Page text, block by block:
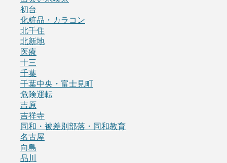
初台
化粧品・カラコン
北千住
北新地
医療
十三
千葉
千葉中央・富士見町
危険運転
吉原
吉祥寺
同和・被差別部落・同和教育
名古屋
向島
品川